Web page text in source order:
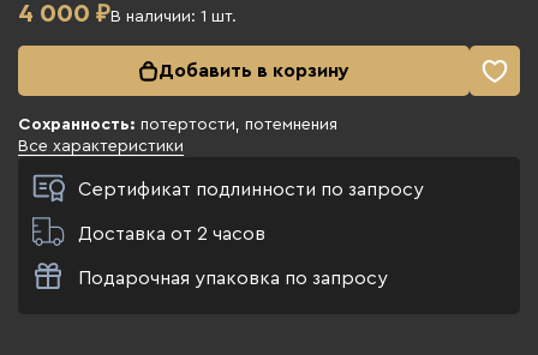
4 000 ₽В наличии: 1 шт.
Добавить в корзину
Сохранность: потертости, потемнения
Все характеристики
Сертификат подлинности по запросу
Доставка от 2 часов
Подарочная упаковка по запросу